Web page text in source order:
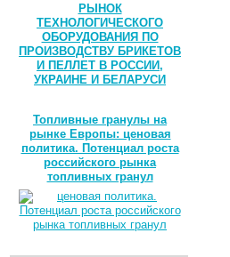
РЫНОК
ТЕХНОЛОГИЧЕСКОГО
ОБОРУДОВАНИЯ ПО
ПРОИЗВОДСТВУ БРИКЕТОВ
И ПЕЛЛЕТ В РОССИИ,
УКРАИНЕ И БЕЛАРУСИ
Топливные гранулы на
рынке Европы: ценовая
политика. Потенциал роста
российского рынка
топливных гранул